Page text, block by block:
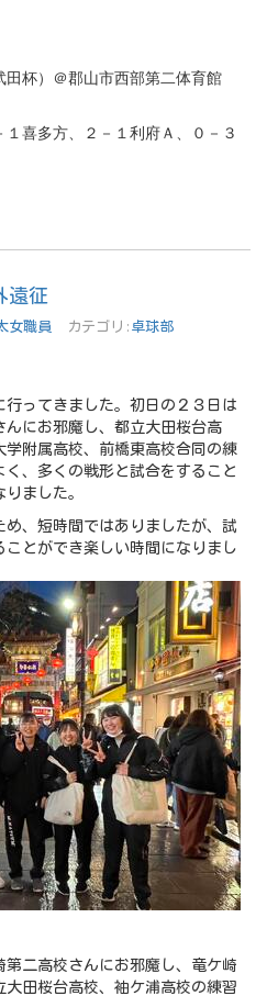
田杯）＠郡山市西部第二体育館
方、２－１利府Ａ、０－３
遠征
女職員 カテゴリ: 卓球部
ってきました。初日の２３日は
にお邪魔し、都立大田桜台高
附属高校、前橋東高校合同の練
、多くの戦形と試合をすること
ました。
、短時間ではありましたが、試
とができ楽しい時間になりまし
二高校さんにお邪魔し、竜ケ崎
田桜台高校、袖ケ浦高校の練習